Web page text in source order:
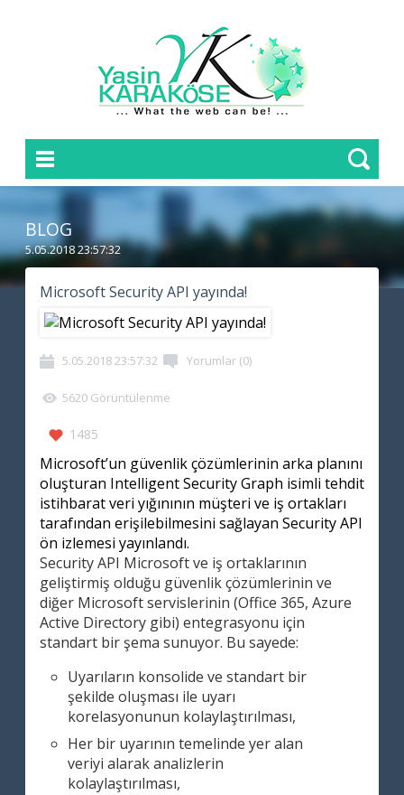
BLOG
5.05.2018 23:57:32
Microsoft Security API yayında!
5.05.2018 23:57:32 Yorumlar (0)
5620 Görüntülenme
1485
Microsoft’un güvenlik çözümlerinin arka planını
oluşturan Intelligent Security Graph isimli tehdit
istihbarat veri yığınının müşteri ve iş ortakları
tarafından erişilebilmesini sağlayan Security API
ön izlemesi yayınlandı.
Security API Microsoft ve iş ortaklarının
geliştirmiş olduğu güvenlik çözümlerinin ve
diğer Microsoft servislerinin (Office 365, Azure
Active Directory gibi) entegrasyonu için
standart bir şema sunuyor. Bu sayede:
Uyarıların konsolide ve standart bir
şekilde oluşması ile uyarı
korelasyonunun kolaylaştırılması,
Her bir uyarının temelinde yer alan
veriyi alarak analizlerin
kolaylaştırılması,